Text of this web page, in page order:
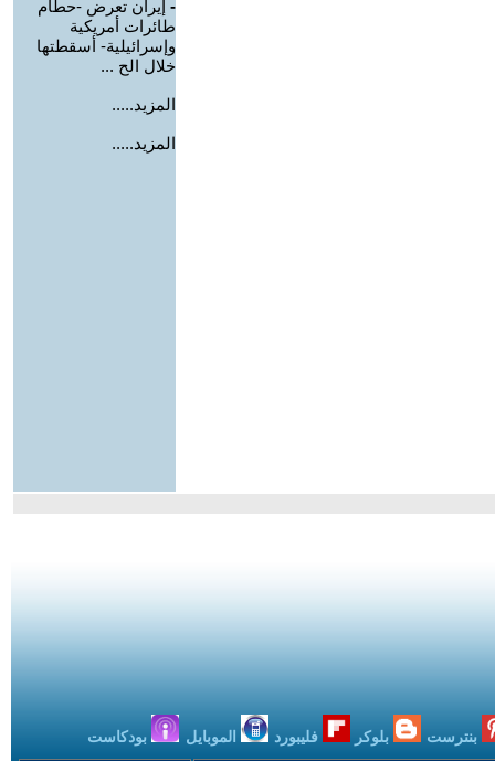
- إيران تعرض -حطام
طائرات أمريكية
وإسرائيلية- أسقطتها
خلال الح ...
المزيد.....
المزيد.....
بنترست بلوكر فليبورد الموبايل بودكاست